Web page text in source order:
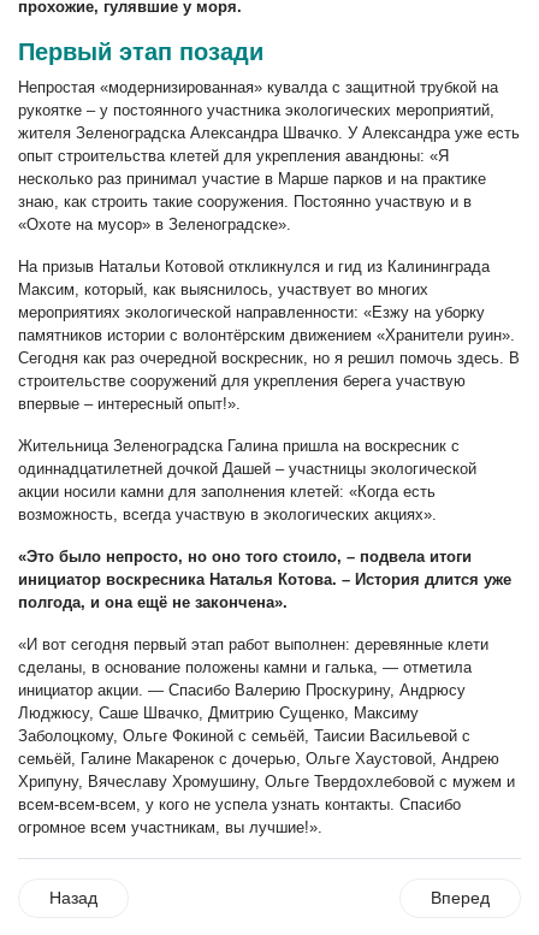
прохожие, гулявшие у моря.
Первый этап позади
Непростая «модернизированная» кувалда с защитной трубкой на
рукоятке – у постоянного участника экологических мероприятий,
жителя Зеленоградска Александра Швачко. У Александра уже есть
опыт строительства клетей для укрепления авандюны: «Я
несколько раз принимал участие в Марше парков и на практике
знаю, как строить такие сооружения. Постоянно участвую и в
«Охоте на мусор» в Зеленоградске».
На призыв Натальи Котовой откликнулся и гид из Калининграда
Максим, который, как выяснилось, участвует во многих
мероприятиях экологической направленности: «Езжу на уборку
памятников истории с волонтёрским движением «Хранители руин».
Сегодня как раз очередной воскресник, но я решил помочь здесь. В
строительстве сооружений для укрепления берега участвую
впервые – интересный опыт!».
Жительница Зеленоградска Галина пришла на воскресник с
одиннадцатилетней дочкой Дашей – участницы экологической
акции носили камни для заполнения клетей: «Когда есть
возможность, всегда участвую в экологических акциях».
«Это было непросто, но оно того стоило, – подвела итоги
инициатор воскресника Наталья Котова. – История длится уже
полгода, и она ещё не закончена».
«И вот сегодня первый этап работ выполнен: деревянные клети
сделаны, в основание положены камни и галька, — отметила
инициатор акции. — Спасибо Валерию Проскурину, Андрюсу
Люджюсу, Саше Швачко, Дмитрию Сущенко, Максиму
Заболоцкому, Ольге Фокиной с семьёй, Таисии Васильевой с
семьёй, Галине Макаренок с дочерью, Ольге Хаустовой, Андрею
Хрипуну, Вячеславу Хромушину, Ольге Твердохлебовой с мужем и
всем-всем-всем, у кого не успела узнать контакты. Спасибо
огромное всем участникам, вы лучшие!».
Назад Вперед